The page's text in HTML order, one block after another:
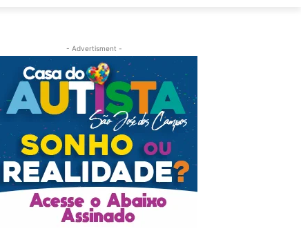
- Advertisment -